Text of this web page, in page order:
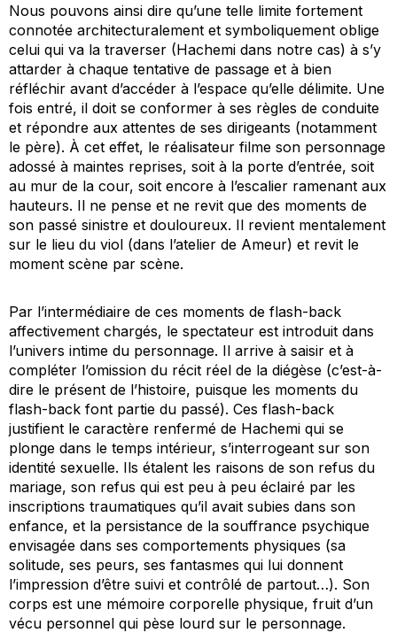
Nous pouvons ainsi dire qu’une telle limite fortement
connotée architecturalement et symboliquement oblige
celui qui va la traverser (Hachemi dans notre cas) à s’y
attarder à chaque tentative de passage et à bien
réfléchir avant d’accéder à l’espace qu’elle délimite. Une
fois entré, il doit se conformer à ses règles de conduite
et répondre aux attentes de ses dirigeants (notamment
le père). À cet effet, le réalisateur filme son personnage
adossé à maintes reprises, soit à la porte d’entrée, soit
au mur de la cour, soit encore à l’escalier ramenant aux
hauteurs. Il ne pense et ne revit que des moments de
son passé sinistre et douloureux. Il revient mentalement
sur le lieu du viol (dans l’atelier de Ameur) et revit le
moment scène par scène.
Par l’intermédiaire de ces moments de flash-back
affectivement chargés, le spectateur est introduit dans
l’univers intime du personnage. Il arrive à saisir et à
compléter l’omission du récit réel de la diégèse (c’est-à-
dire le présent de l’histoire, puisque les moments du
flash-back font partie du passé). Ces flash-back
justifient le caractère renfermé de Hachemi qui se
plonge dans le temps intérieur, s’interrogeant sur son
identité sexuelle. Ils étalent les raisons de son refus du
mariage, son refus qui est peu à peu éclairé par les
inscriptions traumatiques qu’il avait subies dans son
enfance, et la persistance de la souffrance psychique
envisagée dans ses comportements physiques (sa
solitude, ses peurs, ses fantasmes qui lui donnent
l’impression d’être suivi et contrôlé de partout…). Son
corps est une mémoire corporelle physique, fruit d’un
vécu personnel qui pèse lourd sur le personnage.